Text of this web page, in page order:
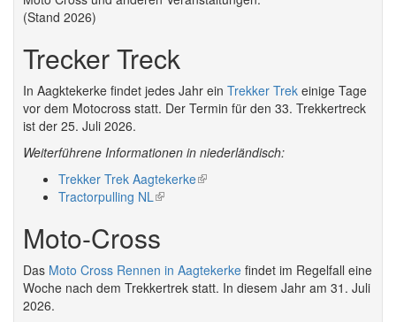
(Stand 2026)
Trecker Treck
In Aagktekerke findet jedes Jahr ein Trekker Trek einige Tage
vor dem Motocross statt. Der Termin für den 33. Trekkertreck
ist der 25. Juli 2026.
Weiterführene Informationen in niederländisch:
Trekker Trek Aagtekerke(link
Tractorpulling NL(link
external)
Moto-Cross
Das Moto Cross Rennen in Aagtekerke findet im Regelfall eine
Woche nach dem Trekkertrek statt. In diesem Jahr am 31. Juli
2026.